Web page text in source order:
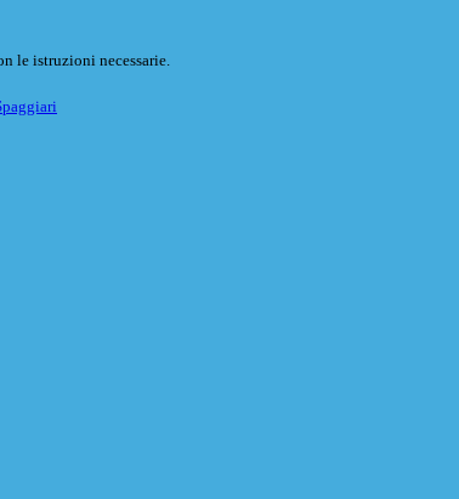
le istruzioni necessarie.